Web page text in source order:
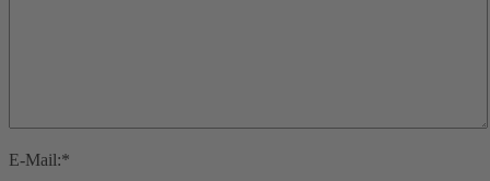
E-Mail:*